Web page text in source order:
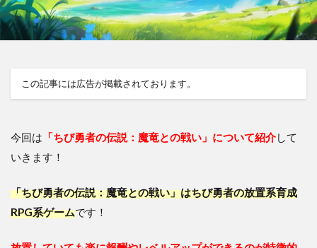
この記事には広告が掲載されております。
今回は 「ちび勇者の伝説：魔竜との戦い」について紹介して
いきます！
「ちび勇者の伝説：魔竜との戦い」はちび勇者の放置系育成
RPG系ゲームです！